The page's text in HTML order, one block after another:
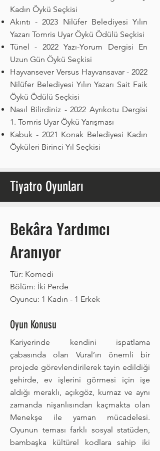
Kadın Öykü Seçkisi
Akıntı - 2023 Nilüfer Belediyesi Yılın
Yazarı Tomris Uyar Öykü Ödülü Seçkisi
Tünel - 2022 Yazı-Yorum Dergisi En
Uzun Gün Öykü Seçkisi
Hayvansever Versus Hayvansavar - 2022
Nilüfer Belediyesi Yılın Yazarı Sait Faik
Öykü Ödülü Seçkisi
Nasıl Bilirdiniz - 2022 Ayrıkotu Dergisi
1. Tomris Uyar Öykü Yarışması
Kabuk - 2021 Konak Belediyesi Kadın
Öyküleri Birinci Yıl Seçkisi
Tiyatro Oyunları
Bekâra Yardımcı
Aranıyor
Tür: Komedi
Bölüm: İki Perde
Oyuncu: 1 Kadın - 1 Erkek
Oyun Konusu
Kariyerinde kendini ispatlama
çabasında olan Vural’ın önemli bir
projede görevlendirilerek tayin edildiği
şehirde, ev işlerini görmesi için işe
aldığı meraklı, açıkgöz, kurnaz ve aynı
zamanda nişanlısından kaçmakta olan
Menekşe ile yaman mücadelesi.
Oyunun teması farklı sosyal statüden,
bambaşka kültürel kodlara sahip iki